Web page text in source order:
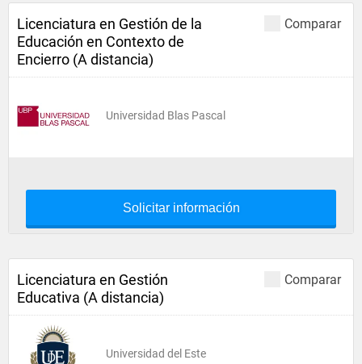
Comparar
Licenciatura en Gestión de la
Educación en Contexto de
Encierro (A distancia)
Universidad Blas Pascal
Solicitar información
Comparar
Licenciatura en Gestión
Educativa (A distancia)
Universidad del Este